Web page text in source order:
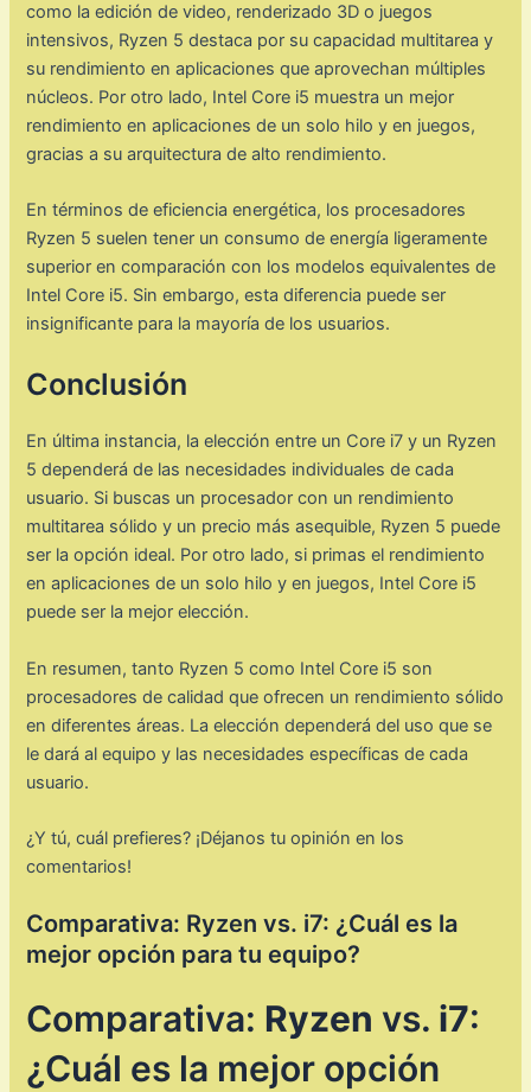
como la edición de video, renderizado 3D o juegos
intensivos, Ryzen 5 destaca por su capacidad multitarea y
su rendimiento en aplicaciones que aprovechan múltiples
núcleos. Por otro lado, Intel Core i5 muestra un mejor
rendimiento en aplicaciones de un solo hilo y en juegos,
gracias a su arquitectura de alto rendimiento.
En términos de eficiencia energética, los procesadores
Ryzen 5 suelen tener un consumo de energía ligeramente
superior en comparación con los modelos equivalentes de
Intel Core i5. Sin embargo, esta diferencia puede ser
insignificante para la mayoría de los usuarios.
Conclusión
En última instancia, la elección entre un Core i7 y un Ryzen
5 dependerá de las necesidades individuales de cada
usuario. Si buscas un procesador con un rendimiento
multitarea sólido y un precio más asequible, Ryzen 5 puede
ser la opción ideal. Por otro lado, si primas el rendimiento
en aplicaciones de un solo hilo y en juegos, Intel Core i5
puede ser la mejor elección.
En resumen, tanto Ryzen 5 como Intel Core i5 son
procesadores de calidad que ofrecen un rendimiento sólido
en diferentes áreas. La elección dependerá del uso que se
le dará al equipo y las necesidades específicas de cada
usuario.
¿Y tú, cuál prefieres? ¡Déjanos tu opinión en los
comentarios!
Comparativa: Ryzen vs. i7: ¿Cuál es la
mejor opción para tu equipo?
Comparativa: Ryzen vs. i7:
¿Cuál es la mejor opción